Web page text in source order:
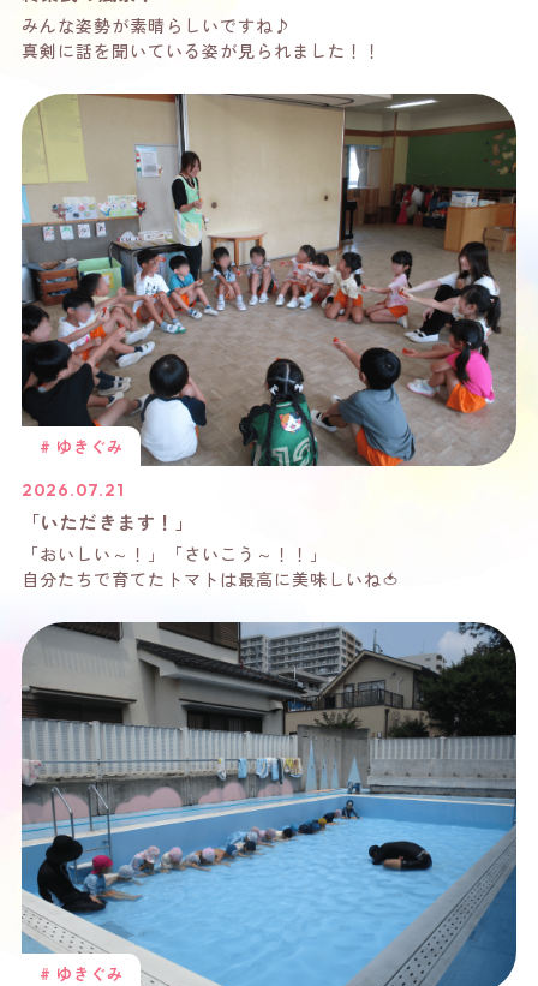
みんな姿勢が素晴らしいですね♪
真剣に話を聞いている姿が見られました！！
# ゆきぐみ
2026.07.21
「いただきます！」
「おいしい～！」「さいこう～！！」
自分たちで育てたトマトは最高に美味しいね🍅
# ゆきぐみ